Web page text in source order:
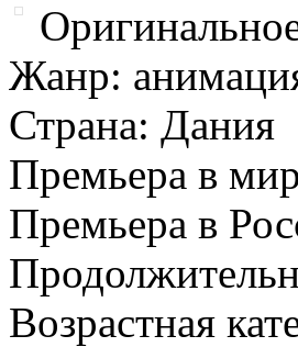
Жанр:
Страна: Дания
Премьера в
Премьера в
Возрастная